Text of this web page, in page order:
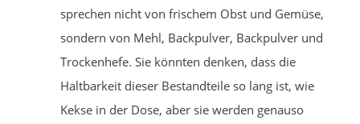
sprechen nicht von frischem Obst und Gemüse,
sondern von Mehl, Backpulver, Backpulver und
Trockenhefe. Sie könnten denken, dass die
Haltbarkeit dieser Bestandteile so lang ist, wie
Kekse in der Dose, aber sie werden genauso